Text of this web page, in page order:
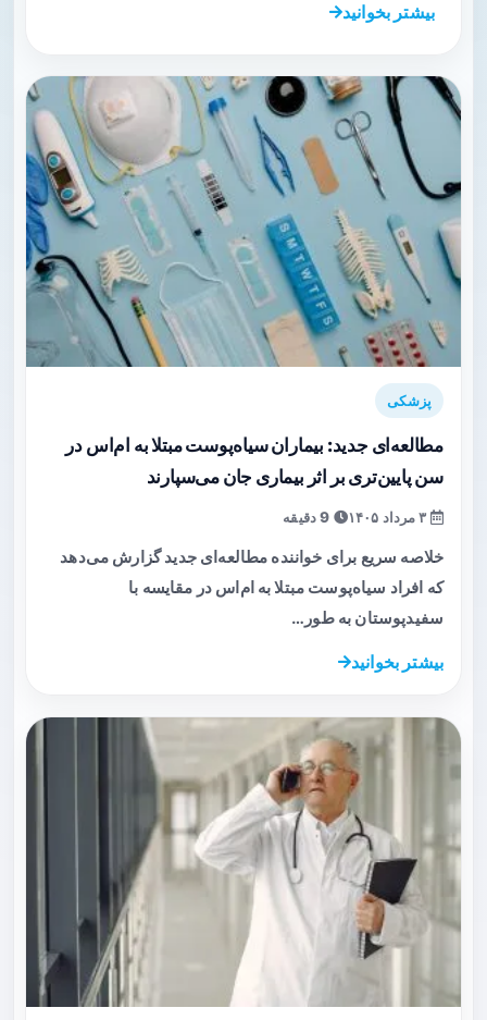
بیشتر بخوانید
پزشکی
مطالعه‌ای جدید: بیماران سیاه‌پوست مبتلا به ام‌اس در
سن پایین‌تری بر اثر بیماری جان می‌سپارند
خلاصه سریع برای خواننده مطالعه‌ای جدید گزارش می‌دهد
که افراد سیاه‌پوست مبتلا به ام‌اس در مقایسه با
سفیدپوستان به طور…
بیشتر بخوانید